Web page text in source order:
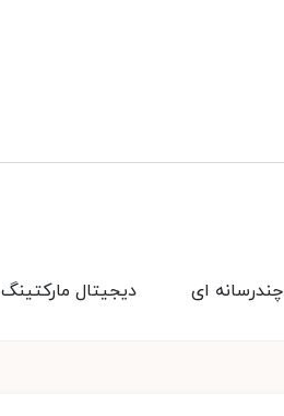
دیجیتال مارکتینگ چندرسانه ای